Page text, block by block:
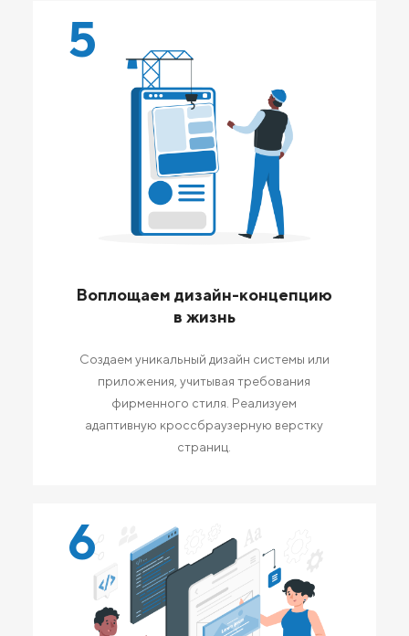
5
Воплощаем дизайн-концепцию
в жизнь
Создаем уникальный дизайн системы или
приложения, учитывая требования
фирменного стиля. Реализуем
адаптивную кроссбраузерную верстку
страниц.
6